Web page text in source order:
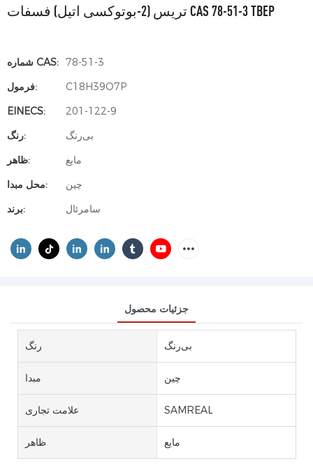
تریس (2-بوتوکسی اتیل) فسفات CAS 78-51-3 TBEP
شماره CAS:
78-51-3
فرمول:
C18H39O7P
EINECS:
201-122-9
رنگ:
بی‌رنگ
ظاهر:
مایع
محل مبدا:
چین
برند:
سامرئال
جزئیات محصول
رنگ بی‌رنگ
مبدا چین
علامت تجاری SAMREAL
ظاهر مایع